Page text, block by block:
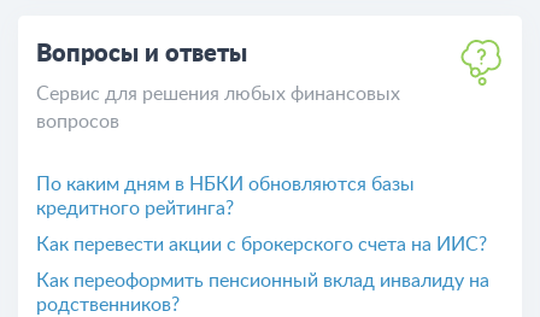
Вопросы и ответы
Сервис для решения любых финансовых
вопросов
По каким дням в НБКИ обновляются базы
кредитного рейтинга?
Как перевести акции с брокерского счета на ИИС?
Как переоформить пенсионный вклад инвалиду на
родственников?